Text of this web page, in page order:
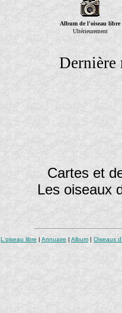
Album de l'oiseau libre
Ultérieurement
Cartes et
Les oiseaux
L'oiseau libre | Annuaire | Album | Oiseaux